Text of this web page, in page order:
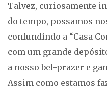
Talvez, curiosamente
do tempo, possamos
confundindo a “Casa
com um grande
a nosso bel-prazer e
Assim como estamos